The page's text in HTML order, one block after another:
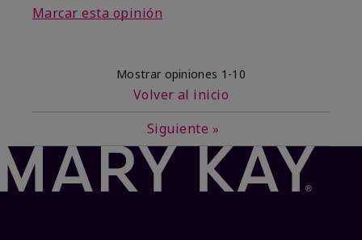
Marcar esta opinión
Mostrar opiniones 1-10
Volver al inicio
Siguiente »